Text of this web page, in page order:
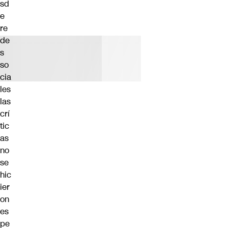
sd
e
re
de
s
so
cia
les
las
crí
tic
as
no
se
hic
ier
on
es
pe